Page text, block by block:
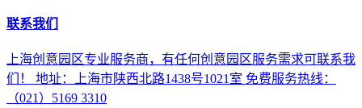
联系我们
上海创意园区专业服务商，有任何创意园区服务需求可联系我
们！ 地址：上海市陕西北路1438号1021室 免费服务热线：
（021）5169 3310